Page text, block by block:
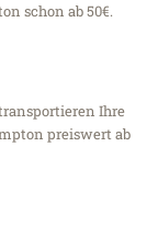
schon ab 50€.
Ihre
preiswert ab